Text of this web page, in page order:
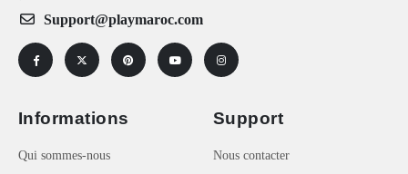
Support@playmaroc.com
Informations
Qui sommes-nous
Support
Nous contacter